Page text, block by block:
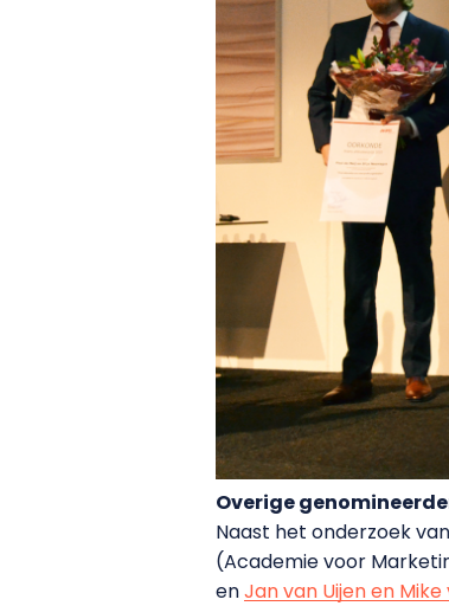
Overige
Naast het onderzoek
(Academie voor
enJan van Uijen en